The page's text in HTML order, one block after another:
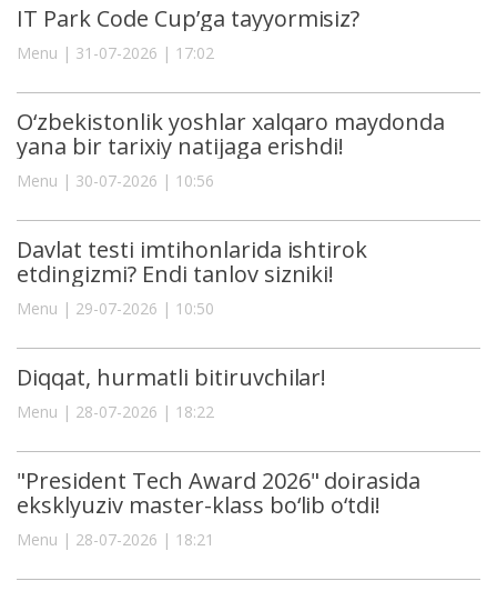
IT Park Code Cup’ga tayyormisiz?
Menu | 31-07-2026 | 17:02
O‘zbekistonlik yoshlar xalqaro maydonda
yana bir tarixiy natijaga erishdi!
Menu | 30-07-2026 | 10:56
Davlat testi imtihonlarida ishtirok
etdingizmi? Endi tanlov sizniki!
Menu | 29-07-2026 | 10:50
Diqqat, hurmatli bitiruvchilar!
Menu | 28-07-2026 | 18:22
"President Tech Award 2026" doirasida
eksklyuziv master-klass bo‘lib o‘tdi!
Menu | 28-07-2026 | 18:21